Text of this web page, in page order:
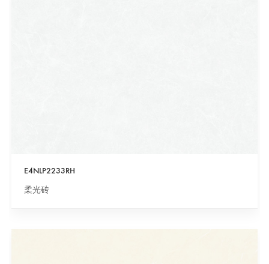
E4NLP2233RH
柔光砖